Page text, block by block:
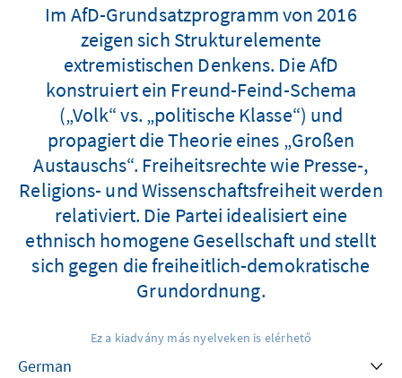
Im AfD-Grundsatzprogramm von 2016
zeigen sich Strukturelemente
extremistischen Denkens. Die AfD
konstruiert ein Freund-Feind-Schema
(„Volk“ vs. „politische Klasse“) und
propagiert die Theorie eines „Großen
Austauschs“. Freiheitsrechte wie Presse-,
Religions- und Wissenschaftsfreiheit werden
relativiert. Die Partei idealisiert eine
ethnisch homogene Gesellschaft und stellt
sich gegen die freiheitlich-demokratische
Grundordnung.
Ez a kiadvány más nyelveken is elérhető